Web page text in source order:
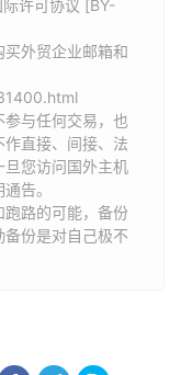
许可协议 [BY-
外贸企业邮箱和
参与任何交易，也
直接、间接、法
旦您访问国外主机
告。
跑路的可能，备份
份是对自己极不